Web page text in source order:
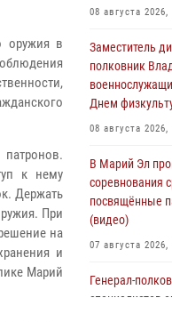
оружия в
к нему
Держать
При
на
и
Марий
08 августа 2026,
Заместитель
полковник
Днем
08 августа 2026,
В Марий Эл
соревнования
посвящённые
(видео)
07 августа 2026,
Генерал-
специалистов